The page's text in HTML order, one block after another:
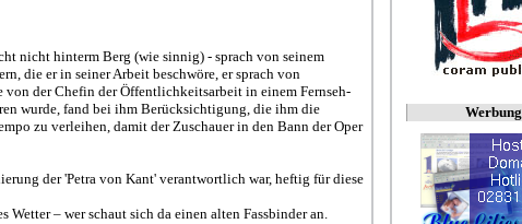
nicht hinterm Berg (wie sinnig) - sprach von seinem
die er in seiner Arbeit beschwöre, er sprach von
von der Chefin der Öffentlichkeitsarbeit in einem Fernseh-
wurde, fand bei ihm Berücksichtigung, die ihm die
zu verleihen, damit der Zuschauer in den Bann der Oper
der 'Petra von Kant' verantwortlich war, heftig für diese
– wer schaut sich da einen alten Fassbinder an.
Werbung